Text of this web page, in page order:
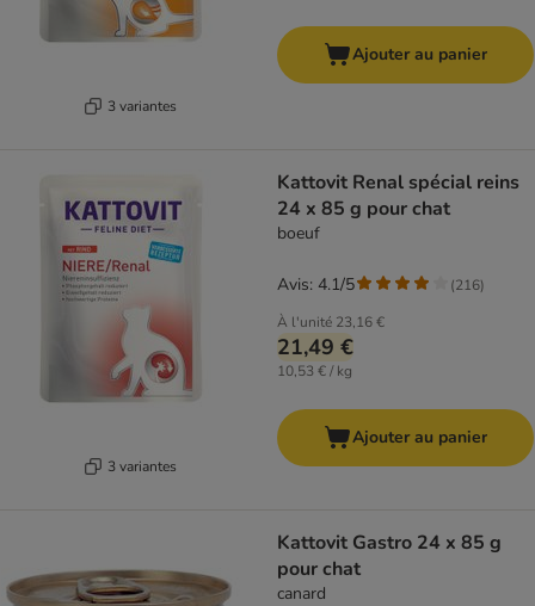
3 variantes
Ajouter au panier
3 variantes
Kattovit Renal spécial reins
24 x 85 g pour chat
boeuf
À l'unité 23,16 €
21,49 €
10,53 € / kg
Avis: 4.1/5 (216)
Ajouter au panier
Kattovit Gastro 24 x 85 g
pour chat
canard